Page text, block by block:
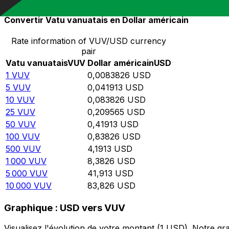
Convertir Vatu vanuatais en Dollar américain
Rate information of VUV/USD currency
pair
Vatu vanuataisVUV Dollar américainUSD
1 VUV 0,0083826 USD
5 VUV 0,041913 USD
10 VUV 0,083826 USD
25 VUV 0,209565 USD
50 VUV 0,41913 USD
100 VUV 0,83826 USD
500 VUV 4,1913 USD
1 000 VUV 8,3826 USD
5 000 VUV 41,913 USD
10 000 VUV 83,826 USD
Graphique : USD vers VUV